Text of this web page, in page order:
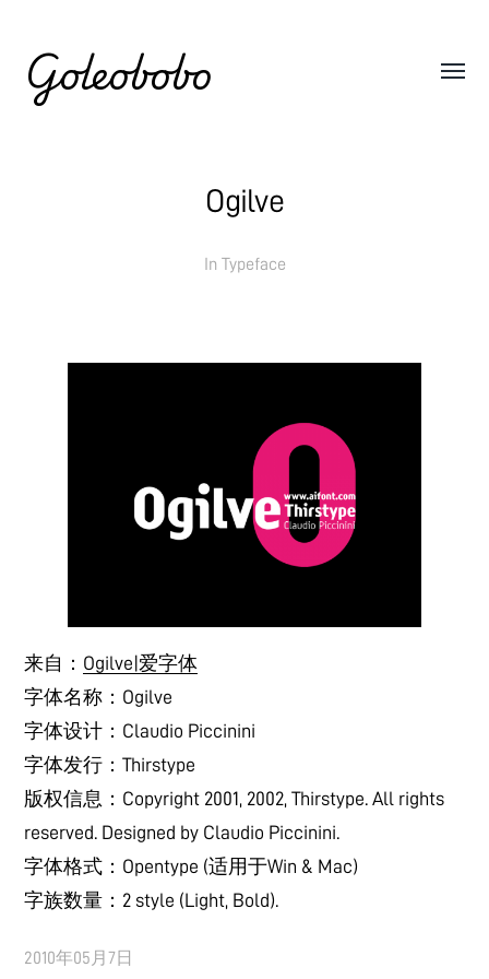
Goleobobo
Ogilve
In Typeface
来自： Ogilve|爱字体
字体名称：Ogilve
字体设计：Claudio Piccinini
字体发行：Thirstype
版权信息：Copyright 2001, 2002, Thirstype. All rights
reserved. Designed by Claudio Piccinini.
字体格式：Opentype (适用于Win & Mac)
字族数量：2 style (Light, Bold).
2010年05月7日